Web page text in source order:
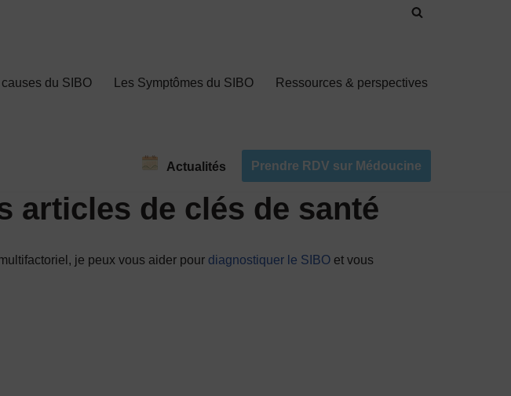
causes du SIBO Les Symptômes du SIBO Ressources & perspectives
Actualités Prendre RDV sur Médoucine
articles de clés de santé
je peux vous aider pour diagnostiquer le SIBO et vous